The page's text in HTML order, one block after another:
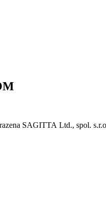
SAGITTA Ltd., spol.